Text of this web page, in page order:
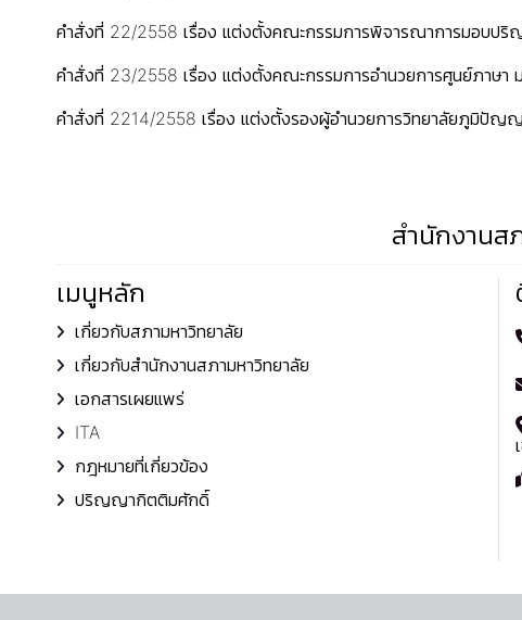
คำสั่งที่ 22/2558 เรื่อง แต่งตั้งคณะกรรมการพิจารณาการมอบป
คำสั่งที่ 23/2558 เรื่อง แต่งตั้งคณะกรรมการอำนวยการศูนย์ภาษา
คำสั่งที่ 2214/2558 เรื่อง แต่งตั้งรองผู้อำนวยการวิทยาลัยภูมิปัญ
สำนักงานส
เมนูหลัก
เกี่ยวกับสภามหาวิทยาลัย
เกี่ยวกับสำนักงานสภามหาวิทยาลัย
เอกสารเผยแพร่
ITA
กฎหมายที่เกี่ยวข้อง
ปริญญากิตติมศักดิ์